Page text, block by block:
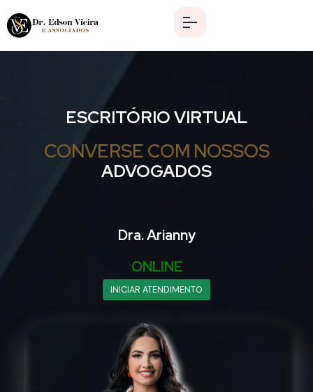
ESCRITÓRIO VIRTUAL
CONVERSE COM NOSSOS
ADVOGADOS
Dra. Arianny
ONLINE
INICIAR ATENDIMENTO